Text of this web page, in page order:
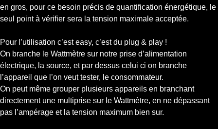
en gros, pour ce besoin précis de quantification énergétique, le
seul point à vérifier sera la tension maximale acceptée.
Pour l’utilisation c’est easy, c’est du plug & play !
On branche le Wattmètre sur notre prise d’alimentation
électrique, la source, et par dessus celui ci on branche
l’appareil que l’on veut tester, le consommateur.
On peut même grouper plusieurs appareils en branchant
directement une multiprise sur le Wattmètre, en ne dépassant
pas l’ampérage et la tension maximum bien sur.